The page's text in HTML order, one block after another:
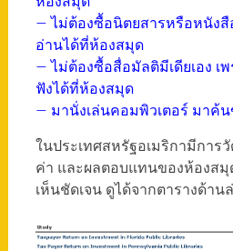
– ไม่ต้องซื้อนิตยสารหรือหนังสื
อ่านได้ที่ห้องสมุด
– ไม่ต้องซื้อสื่อมัลติมีเดียเอง เ
ฟังได้ที่ห้องสมุด
– มานั่งเล่นคอมพิวเตอร์ มาค้
ในประเทศสหรัฐอเมริกามีการ
ค่า และผลตอบแทนของห้องสมุ
เห็นชัดเจน ดูได้จากตารางด้าน